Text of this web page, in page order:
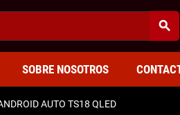
search
SOBRE NOSOTROS
AUTO TS18 QLED